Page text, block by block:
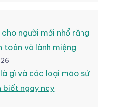
cho người mới nhổ răng
toàn và lành miệng
là gì và các loại mão sứ
biết ngay nay